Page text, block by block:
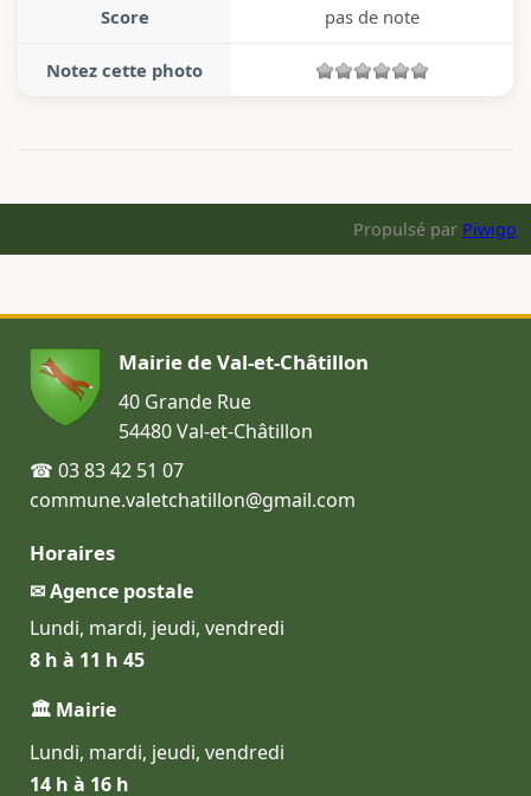
Score pas de note
Notez cette photo
Propulsé par Piwigo
Mairie de Val-et-Châtillon
40 Grande Rue
54480 Val-et-Châtillon
☎ 03 83 42 51 07
commune.valetchatillon@gmail.com
Horaires
✉ Agence postale
Lundi, mardi, jeudi, vendredi
8 h à 11 h 45
🏛 Mairie
Lundi, mardi, jeudi, vendredi
14 h à 16 h